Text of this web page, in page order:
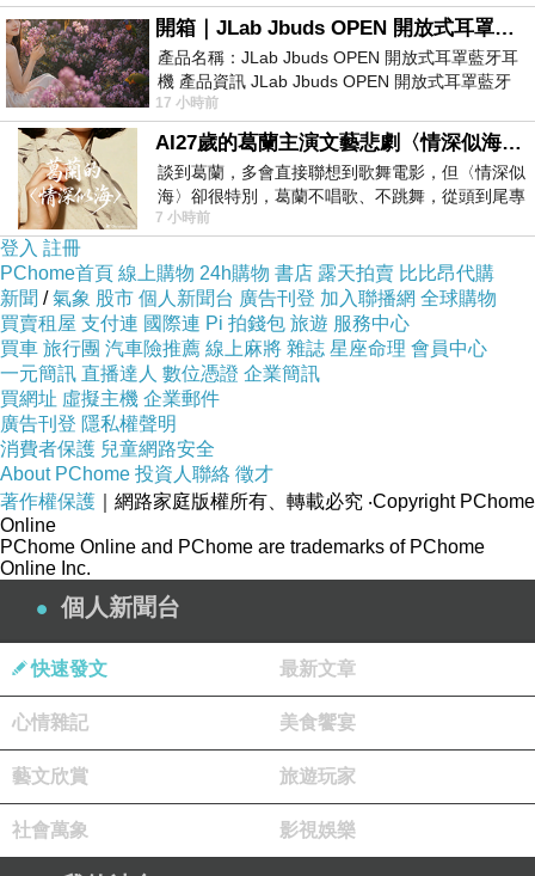
你怎麼那麼可愛那麼漂亮那麼迷人，
讓老公離不開妳，
讓老公深深的愛上妳，
讓老公只想有妳陪伴下半生。
開箱｜JLab Jbuds OPEN 開放式耳罩藍牙耳機 - 設計美學，輕巧、透氣、環境音全物理達成！
產品名稱：JLab Jbuds OPEN 開放式耳罩藍牙耳
機 產品資訊 JLab Jbuds OPEN 開放式耳罩藍牙
耳機評語：非常有特色，值得喜愛美型工
17 小時前
AI27歲的葛蘭主演文藝悲劇〈情深似海〉 #戀上老電影 #葛蘭 #粟子
談到葛蘭，多會直接聯想到歌舞電影，但〈情深似
海〉卻很特別，葛蘭不唱歌、不跳舞，從頭到尾專
心演戲。拍攝期間，經常工作超過12個鐘
7 小時前
登入 註冊
PChome首頁 線上購物 24h購物 書店 露天拍賣 比比昂代購
新聞 /氣象 股市 個人新聞台 廣告刊登 加入聯播網 全球購物
買賣租屋 支付連 國際連 Pi 拍錢包 旅遊 服務中心
買車 旅行團 汽車險推薦 線上麻將 雜誌 星座命理 會員中心
一元簡訊 直播達人 數位憑證 企業簡訊
買網址 虛擬主機 企業郵件
廣告刊登 隱私權聲明
消費者保護 兒童網路安全
About PChome 投資人聯絡 徵才
著作權保護 ｜網路家庭版權所有、轉載必究 ‧Copyright PChome
Online
PChome Online and PChome are trademarks of PChome
Online Inc.
個人新聞台
快速發文 最新文章
心情雜記 美食饗宴
藝文欣賞 旅遊玩家
社會萬象 影視娛樂